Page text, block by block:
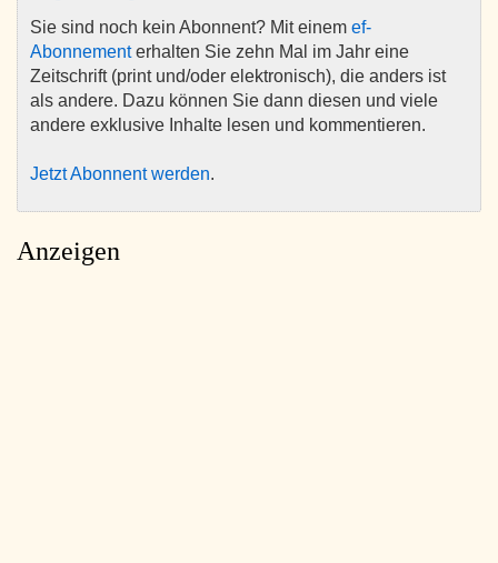
Sie sind noch kein Abonnent? Mit einem ef-
Abonnementerhalten Sie zehn Mal im Jahr eine
Zeitschrift (print und/oder elektronisch), die anders ist
als andere. Dazu können Sie dann diesen und viele
andere exklusive Inhalte lesen und kommentieren.
Jetzt Abonnent werden.
Anzeigen